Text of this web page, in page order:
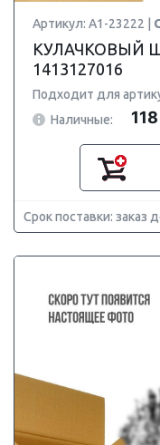
Артикул: A1-23222 |
КУЛАЧКОВЫЙ
1413127016
Подходит для
Наличные:
Срок поставки: заказ